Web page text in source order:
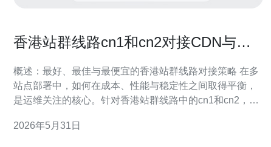
香港站群线路cn1和cn2对接CDN与
概述：最好、最佳与最便宜的香港站群线路对接策略 在多
站点部署中，如何在成本、性能与稳定性之间取得平衡，
是运维关注的核心。针对香港站群线路中的cn1和cn2，最
合，提供低时延、多点冗余和快速故障切换；最佳方案是
2026年5月31日